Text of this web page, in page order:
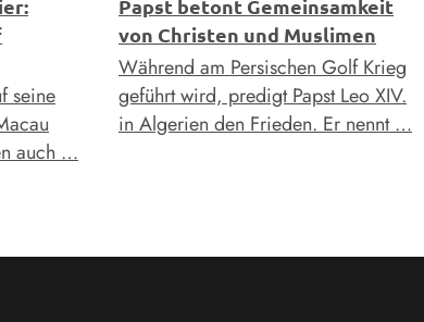
seine
auch …
Papst betont Gemeinsamkeit
von Christen und Muslimen
Während am Persischen Golf Krieg
geführt wird, predigt Papst Leo XIV.
in Algerien den Frieden. Er nennt …